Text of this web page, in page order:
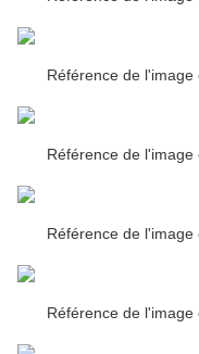
Référence de
Référence de
Référence de
Référence de